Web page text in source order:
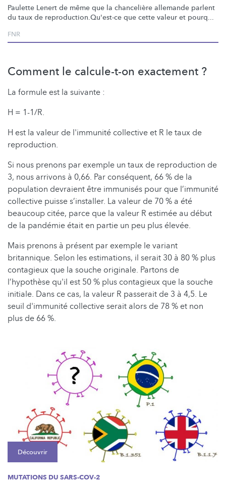
Paulette Lenert de même que la chancelière allemande parlent
du taux de reproduction.Qu'est-ce que cette valeur et pourq...
FNR
Comment le calcule-t-on exactement ?
La formule est la suivante :
H = 1-1/R.
H est la valeur de l'immunité collective et R le taux de
reproduction.
Si nous prenons par exemple un taux de reproduction de
3, nous arrivons à 0,66. Par conséquent, 66 % de la
population devraient être immunisés pour que l’immunité
collective puisse s’installer. La valeur de 70 % a été
beaucoup citée, parce que la valeur R estimée au début
de la pandémie était en partie un peu plus élevée.
Mais prenons à présent par exemple le variant
britannique. Selon les estimations, il serait 30 à 80 % plus
contagieux que la souche originale. Partons de
l’hypothèse qu'il est 50 % plus contagieux que la souche
initiale. Dans ce cas, la valeur R passerait de 3 à 4,5. Le
seuil d'immunité collective serait alors de 78 % et non
plus de 66 %.
Découvrir
MUTATIONS DU SARS-COV-2